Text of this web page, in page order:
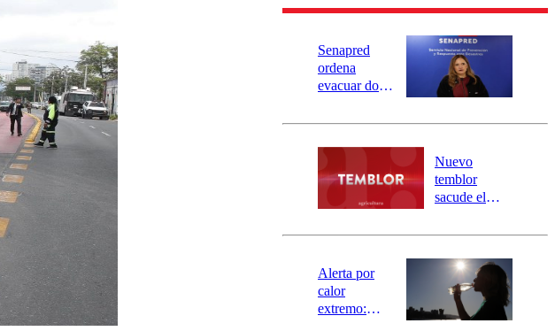
Senapred
ordena
evacuar dos
Carahue por
río Damas:
activa
mensajería
SAE
Nuevo
temblor
sacude el
revisa la
epicentro
Alerta por
calor
extremo: